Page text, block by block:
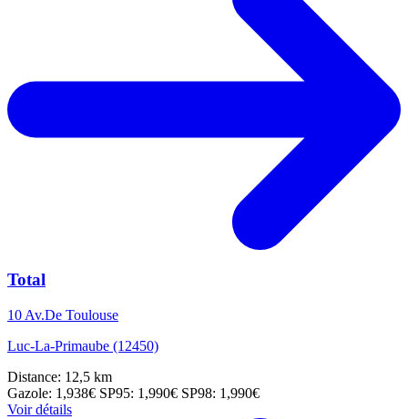
Total
10 Av.De Toulouse
Luc-La-Primaube (12450)
Distance: 12,5 km
Gazole: 1,938€ SP95: 1,990€ SP98: 1,990€
Voir détails